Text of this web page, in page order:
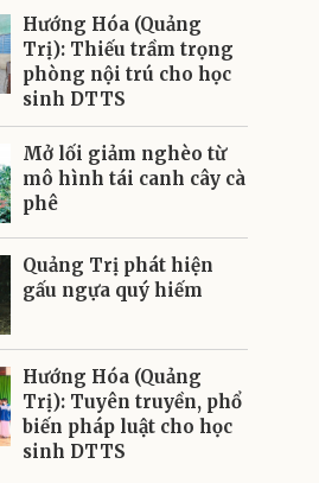
Hướng Hóa (Quảng
Trị): Thiếu trầm trọng
phòng nội trú cho học
sinh DTTS
Mở lối giảm nghèo từ
mô hình tái canh cây cà
phê
Quảng Trị phát hiện
gấu ngựa quý hiếm
Hướng Hóa (Quảng
Trị): Tuyên truyền, phổ
biến pháp luật cho học
sinh DTTS